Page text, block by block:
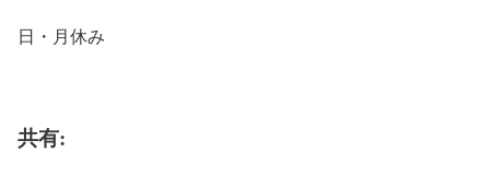
日・月休み
共有: